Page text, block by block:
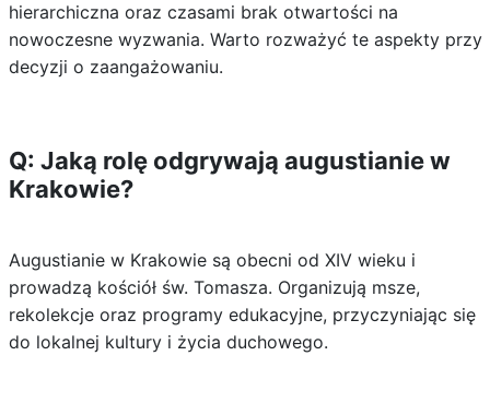
hierarchiczna oraz czasami brak otwartości na
nowoczesne wyzwania. Warto rozważyć te aspekty przy
decyzji o zaangażowaniu.
Q: Jaką rolę odgrywają augustianie w
Krakowie?
Augustianie w Krakowie są obecni od XIV wieku i
prowadzą kościół św. Tomasza. Organizują msze,
rekolekcje oraz programy edukacyjne, przyczyniając się
do lokalnej kultury i życia duchowego.